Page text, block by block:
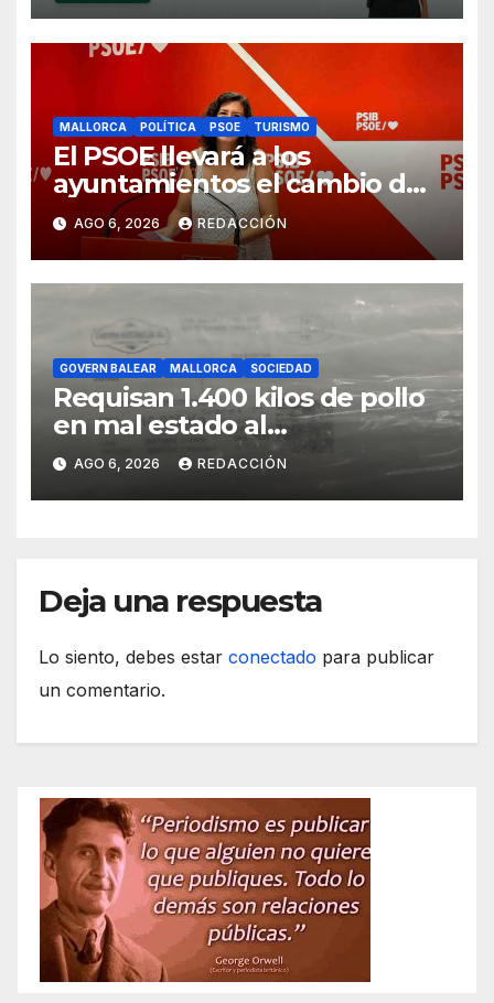
MALLORCA POLÍTICA PSOE TURISMO
El PSOE llevará a los
ayuntamientos el cambio de
modelo turístico y de vivienda
AGO 6, 2026 REDACCIÓN
GOVERN BALEAR MALLORCA SOCIEDAD
Requisan 1.400 kilos de pollo
en mal estado al
transportarse sin refrigerar
AGO 6, 2026 REDACCIÓN
Deja una respuesta
Lo siento, debes estar conectado para publicar
un comentario.